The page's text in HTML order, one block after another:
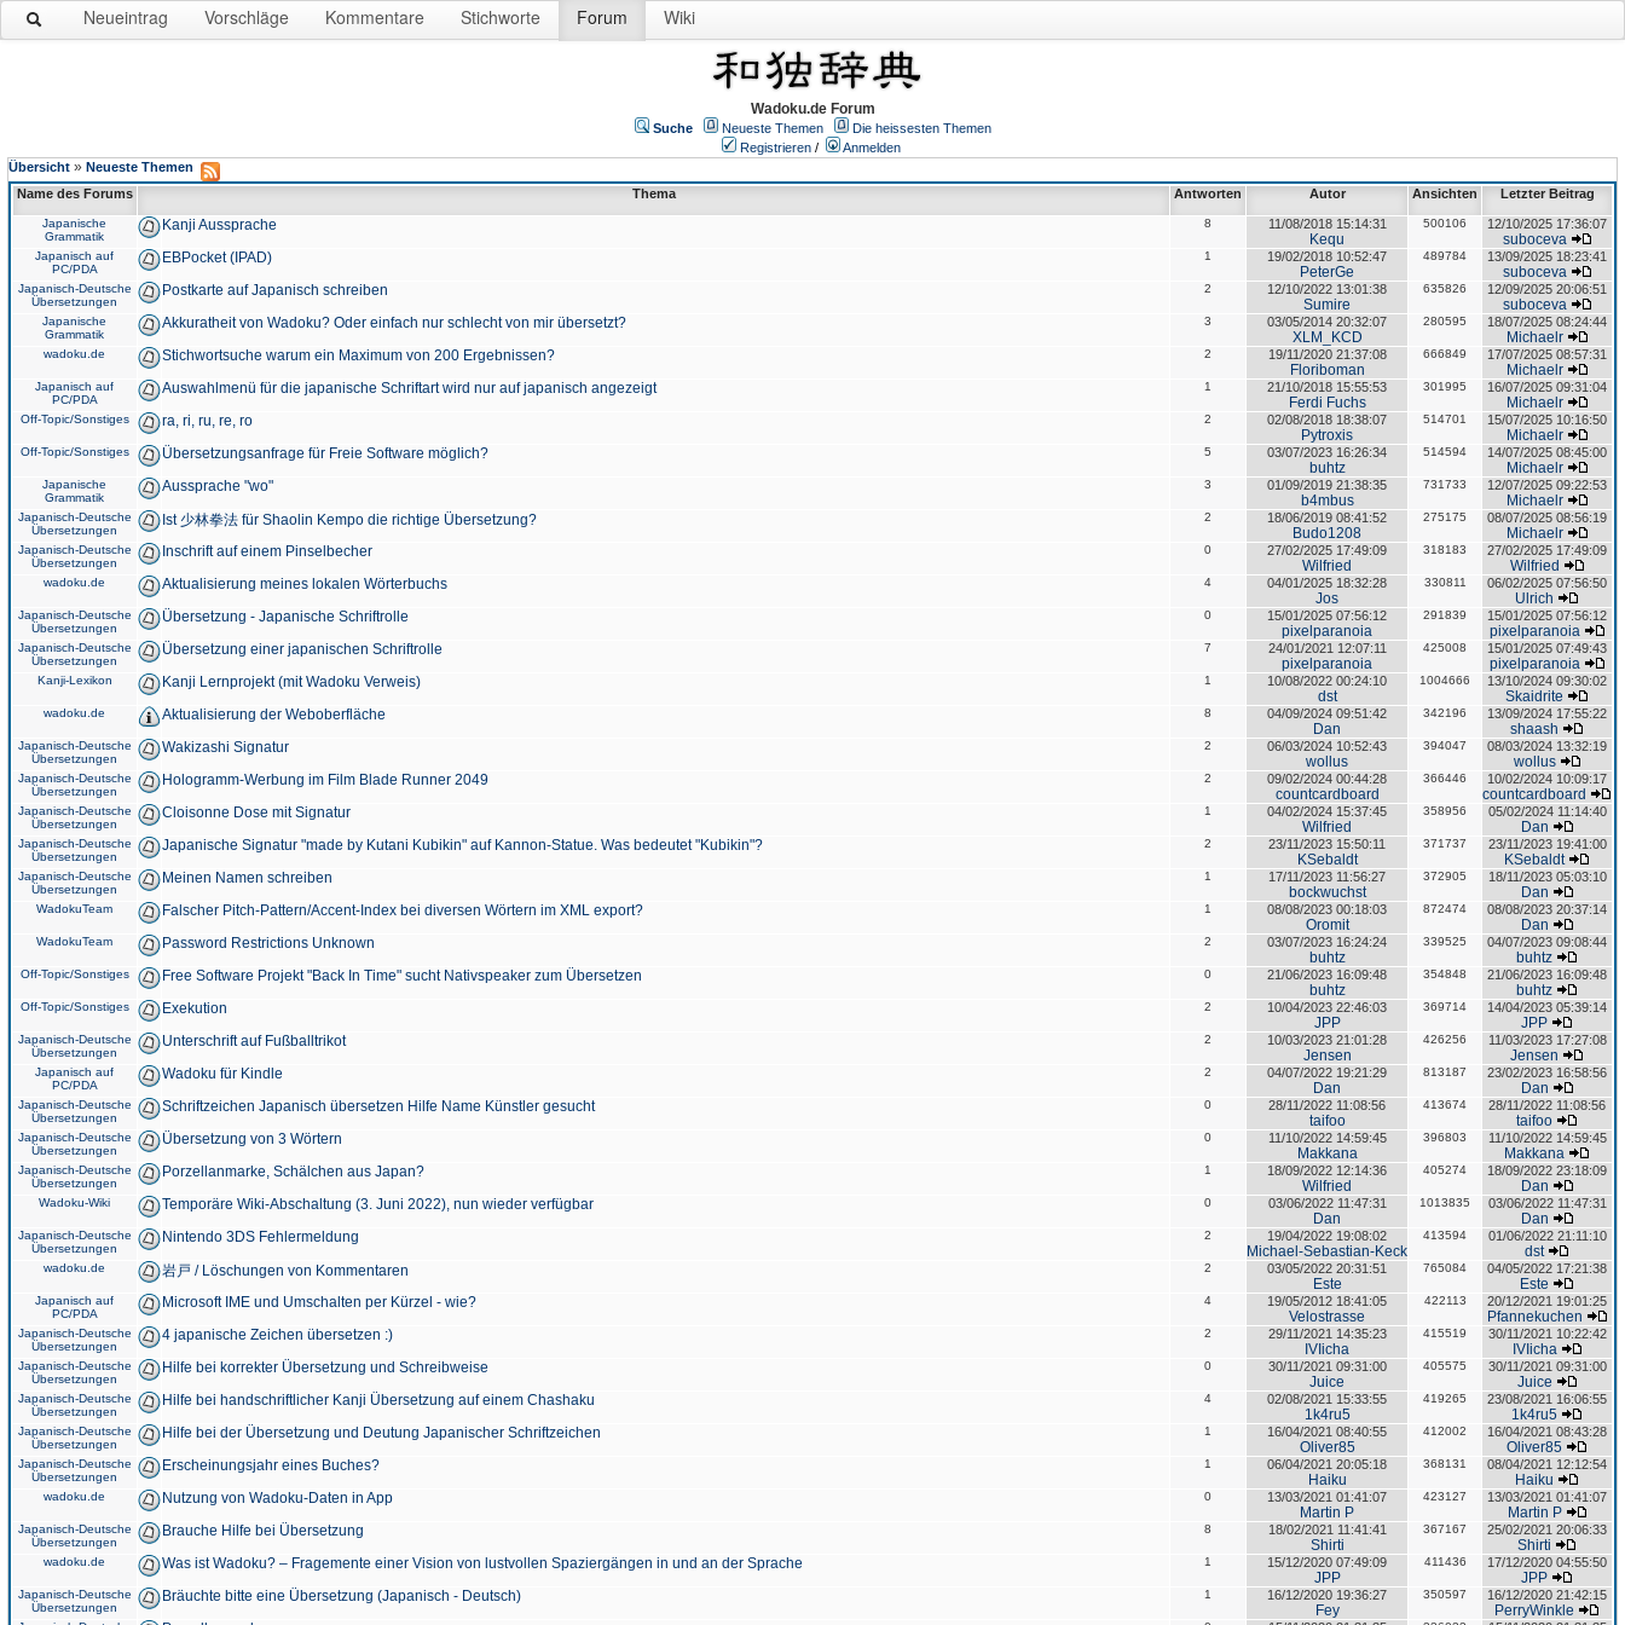
Neueintrag Vorschläge Kommentare Stichworte Forum Wiki
Wadoku.de Forum
Suche Neueste Themen
Die heissesten Themen
Registrieren /
Anmelden
Übersicht » Neueste Themen
Name des Forums
Thema Antworten Autor Ansichten Letzter Beitrag
Japanische
Grammatik
Kanji Aussprache 8 11/08/2018 15:14:31
Kequ
500106 12/10/2025 17:36:07
suboceva
Japanisch auf
PC/PDA
EBPocket (IPAD) 1 19/02/2018 10:52:47
PeterGe
489784 13/09/2025 18:23:41
suboceva
Japanisch-Deutsche
Übersetzungen
Postkarte auf Japanisch schreiben 2 12/10/2022 13:01:38
Sumire
635826 12/09/2025 20:06:51
suboceva
Japanische
Grammatik
Akkuratheit von Wadoku? Oder einfach nur schlecht von mir übersetzt? 3 03/05/2014 20:32:07
XLM_KCD
280595 18/07/2025 08:24:44
Michaelr
wadoku.de Stichwortsuche warum ein Maximum von 200 Ergebnissen? 2 19/11/2020 21:37:08
Floriboman
666849 17/07/2025 08:57:31
Michaelr
Japanisch auf
PC/PDA
Auswahlmenü für die japanische Schriftart wird nur auf japanisch angezeigt 1 21/10/2018 15:55:53
Ferdi Fuchs
301995 16/07/2025 09:31:04
Michaelr
Off-Topic/Sonstiges ra, ri, ru, re, ro 2 02/08/2018 18:38:07
Pytroxis
514701 15/07/2025 10:16:50
Michaelr
Off-Topic/Sonstiges Übersetzungsanfrage für Freie Software möglich? 5 03/07/2023 16:26:34
buhtz
514594 14/07/2025 08:45:00
Michaelr
Japanische
Grammatik
Aussprache "wo" 3 01/09/2019 21:38:35
b4mbus
731733 12/07/2025 09:22:53
Michaelr
Japanisch-Deutsche
Übersetzungen
Ist 少林拳法 für Shaolin Kempo die richtige Übersetzung? 2 18/06/2019 08:41:52
Budo1208
275175 08/07/2025 08:56:19
Michaelr
Japanisch-Deutsche
Übersetzungen
Inschrift auf einem Pinselbecher 0 27/02/2025 17:49:09
Wilfried
318183 27/02/2025 17:49:09
Wilfried
wadoku.de Aktualisierung meines lokalen Wörterbuchs 4 04/01/2025 18:32:28
Jos
330811 06/02/2025 07:56:50
Ulrich
Japanisch-Deutsche
Übersetzungen
Übersetzung - Japanische Schriftrolle 0 15/01/2025 07:56:12
pixelparanoia
291839 15/01/2025 07:56:12
pixelparanoia
Japanisch-Deutsche
Übersetzungen
Übersetzung einer japanischen Schriftrolle 7 24/01/2021 12:07:11
pixelparanoia
425008 15/01/2025 07:49:43
pixelparanoia
Kanji-Lexikon Kanji Lernprojekt (mit Wadoku Verweis) 1 10/08/2022 00:24:10
dst
1004666 13/10/2024 09:30:02
Skaidrite
wadoku.de Aktualisierung der Weboberfläche 8 04/09/2024 09:51:42
Dan
342196 13/09/2024 17:55:22
shaash
Japanisch-Deutsche
Übersetzungen
Wakizashi Signatur 2 06/03/2024 10:52:43
wollus
394047 08/03/2024 13:32:19
wollus
Japanisch-Deutsche
Übersetzungen
Hologramm-Werbung im Film Blade Runner 2049 2 09/02/2024 00:44:28
countcardboard
366446 10/02/2024 10:09:17
countcardboard
Japanisch-Deutsche
Übersetzungen
Cloisonne Dose mit Signatur 1 04/02/2024 15:37:45
Wilfried
358956 05/02/2024 11:14:40
Dan
Japanisch-Deutsche
Übersetzungen
Japanische Signatur "made by Kutani Kubikin" auf Kannon-Statue. Was bedeutet "Kubikin"? 2 23/11/2023 15:50:11
KSebaldt
371737 23/11/2023 19:41:00
KSebaldt
Japanisch-Deutsche
Übersetzungen
Meinen Namen schreiben 1 17/11/2023 11:56:27
bockwuchst
372905 18/11/2023 05:03:10
Dan
WadokuTeam Falscher Pitch-Pattern/Accent-Index bei diversen Wörtern im XML export? 1 08/08/2023 00:18:03
Oromit
872474 08/08/2023 20:37:14
Dan
WadokuTeam Password Restrictions Unknown 2 03/07/2023 16:24:24
buhtz
339525 04/07/2023 09:08:44
buhtz
Off-Topic/Sonstiges Free Software Projekt "Back In Time" sucht Nativspeaker zum Übersetzen 0 21/06/2023 16:09:48
buhtz
354848 21/06/2023 16:09:48
buhtz
Off-Topic/Sonstiges Exekution 2 10/04/2023 22:46:03
JPP
369714 14/04/2023 05:39:14
JPP
Japanisch-Deutsche
Übersetzungen
Unterschrift auf Fußballtrikot 2 10/03/2023 21:01:28
Jensen
426256 11/03/2023 17:27:08
Jensen
Japanisch auf
PC/PDA
Wadoku für Kindle 2 04/07/2022 19:21:29
Dan
813187 23/02/2023 16:58:56
Dan
Japanisch-Deutsche
Übersetzungen
Schriftzeichen Japanisch übersetzen Hilfe Name Künstler gesucht 0 28/11/2022 11:08:56
taifoo
413674 28/11/2022 11:08:56
taifoo
Japanisch-Deutsche
Übersetzungen
Übersetzung von 3 Wörtern 0 11/10/2022 14:59:45
Makkana
396803 11/10/2022 14:59:45
Makkana
Japanisch-Deutsche
Übersetzungen
Porzellanmarke, Schälchen aus Japan? 1 18/09/2022 12:14:36
Wilfried
405274 18/09/2022 23:18:09
Dan
Wadoku-Wiki Temporäre Wiki-Abschaltung (3. Juni 2022), nun wieder verfügbar 0 03/06/2022 11:47:31
Dan
1013835 03/06/2022 11:47:31
Dan
Japanisch-Deutsche
Übersetzungen
Nintendo 3DS Fehlermeldung 2 19/04/2022 19:08:02
Michael-Sebastian-Keck
413594 01/06/2022 21:11:10
dst
wadoku.de 岩戸 / Löschungen von Kommentaren 2 03/05/2022 20:31:51
Este
765084 04/05/2022 17:21:38
Este
Japanisch auf
PC/PDA
Microsoft IME und Umschalten per Kürzel - wie? 4 19/05/2012 18:41:05
Velostrasse
422113 20/12/2021 19:01:25
Pfannekuchen
Japanisch-Deutsche
Übersetzungen
4 japanische Zeichen übersetzen :) 2 29/11/2021 14:35:23
IVIicha
415519 30/11/2021 10:22:42
IVIicha
Japanisch-Deutsche
Übersetzungen
Hilfe bei korrekter Übersetzung und Schreibweise 0 30/11/2021 09:31:00
Juice
405575 30/11/2021 09:31:00
Juice
Japanisch-Deutsche
Übersetzungen
Hilfe bei handschriftlicher Kanji Übersetzung auf einem Chashaku 4 02/08/2021 15:33:55
1k4ru5
419265 23/08/2021 16:06:55
1k4ru5
Japanisch-Deutsche
Übersetzungen
Hilfe bei der Übersetzung und Deutung Japanischer Schriftzeichen 1 16/04/2021 08:40:55
Oliver85
412002 16/04/2021 08:43:28
Oliver85
Japanisch-Deutsche
Übersetzungen
Erscheinungsjahr eines Buches? 1 06/04/2021 20:05:18
Haiku
368131 08/04/2021 12:12:54
Haiku
wadoku.de Nutzung von Wadoku-Daten in App 0 13/03/2021 01:41:07
Martin P
423127 13/03/2021 01:41:07
Martin P
Japanisch-Deutsche
Übersetzungen
Brauche Hilfe bei Übersetzung 8 18/02/2021 11:41:41
Shirti
367167 25/02/2021 20:06:33
Shirti
wadoku.de Was ist Wadoku? – Fragemente einer Vision von lustvollen Spaziergängen in und an der Sprache 1 15/12/2020 07:49:09
JPP
411436 17/12/2020 04:55:50
JPP
Japanisch-Deutsche
Übersetzungen
Bräuchte bitte eine Übersetzung (Japanisch - Deutsch) 1 16/12/2020 19:36:27
Fey
350597 16/12/2020 21:42:15
PerryWinkle